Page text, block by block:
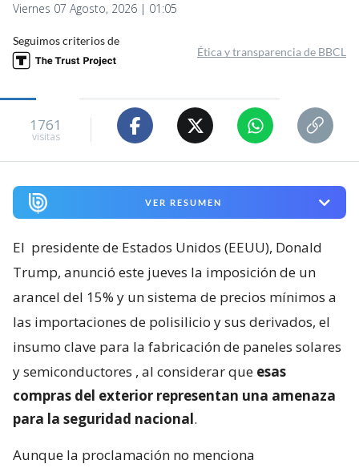
Viernes 07 Agosto, 2026 | 01:05
Seguimos criterios de
Ética y transparencia de BBCL
1761
visitas
VER RESUMEN
El presidente de Estados Unidos (EEUU), Donald
Trump, anunció este jueves la imposición de un
arancel del 15% y un sistema de precios mínimos a
las importaciones de polisilicio y sus derivados, el
insumo clave para la fabricación de paneles solares
y semiconductores , al considerar que esas
compras del exterior representan una amenaza
para la seguridad nacional.
Aunque la proclamación no menciona